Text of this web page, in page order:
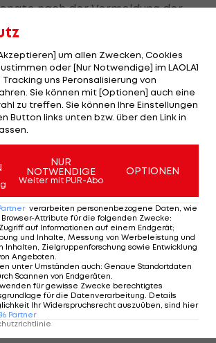
nach der Vermeldung der
immer nichts offiziell sei? Laut
Foto, das Messi selbst bei der
Aktuell befindet sich der 30-
Nationalteam.
vermeldeten die Katalanen die
Kontrakt läuft mit
was nun Spekulationen auslöste,
Verein vielleicht doch verlassen.
gibt es am Verbleib aber keine
ist mit 30. Juni gültig, dem
dem er geheiratet hat."
Thema
um allen Zwecken, Cookies
oder [Nur Notwendige] im LAOLA1
Tracking uns Peronsalisierung von
Sie können mit [Optionen] auch eine
zu treffen. Sie können Ihre Einstellungen
Button links unten bzw. über den Link in
NUR
NOTWENDIGE
Weiter mit PUR-Abo
OPTIONEN
verarbeiten personenbezogene Daten, wie
Attribute für die folgenden Zwecke:
auf Informationen auf einem Endgerät;
und Inhalte, Messung von Werbeleistung und
Inhalten, Zielgruppenforschung sowie Entwicklung
Angeboten.
unter Umständen auch: Genaue Standortdaten
Scannen von Endgeräten.
für gewisse Zwecke berechtigtes
für die Datenverarbeitung. Details
Ihr Widerspruchsrecht auszuüben, sind hier
Partner